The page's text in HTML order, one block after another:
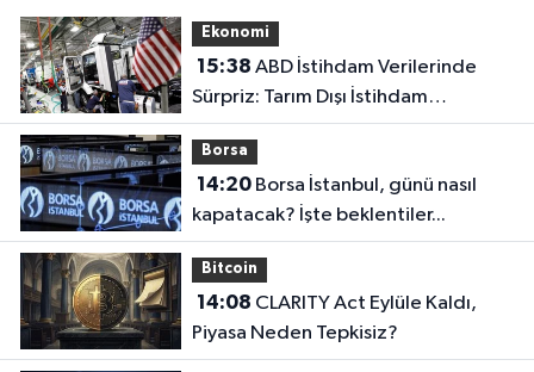
Ekonomi
15:38
Sürpriz: Tarım Dışı İstihdam
Temmuz'da 23 Bin Azaldı
Borsa
14:20Borsa İstanbul, günü nasıl
kapatacak? İşte beklentiler...
Bitcoin
14:08
Piyasa Neden Tepkisiz?